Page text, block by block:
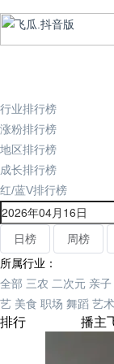
行业排行榜
涨粉排行榜
地区排行榜
成长排行榜
红/蓝V排行榜
日榜 周榜
所属行业：
全部 三农 二次元 亲子
艺 美食 职场 舞蹈 艺术
排行 播主